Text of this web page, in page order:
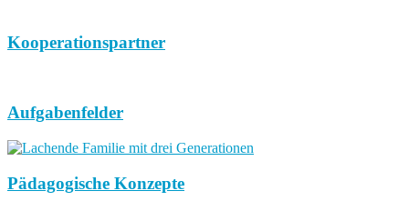
Kooperationspartner
Aufgabenfelder
Pädagogische Konzepte